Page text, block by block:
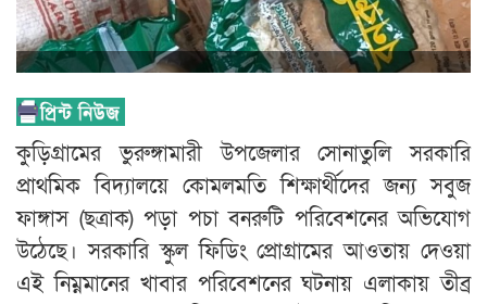
কুড়িগ্রামের ভুরুঙ্গামারী উপজেলার সোনাতুলি সরকারি
প্রাথমিক বিদ্যালয়ে কোমলমতি শিক্ষার্থীদের জন্য সবুজ
ফাঙ্গাস (ছত্রাক) পড়া পচা বনরুটি পরিবেশনের অভিযোগ
উঠেছে। সরকারি স্কুল ফিডিং প্রোগ্রামের আওতায় দেওয়া
এই নিম্নমানের খাবার পরিবেশনের ঘটনায় এলাকায় তীব্র